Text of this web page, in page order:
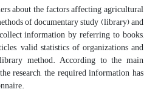
about the factors affecting agricultural
of documentary study (library) and
information by referring to books,
valid statistics of organizations and
method. According to the main
research, the required information has